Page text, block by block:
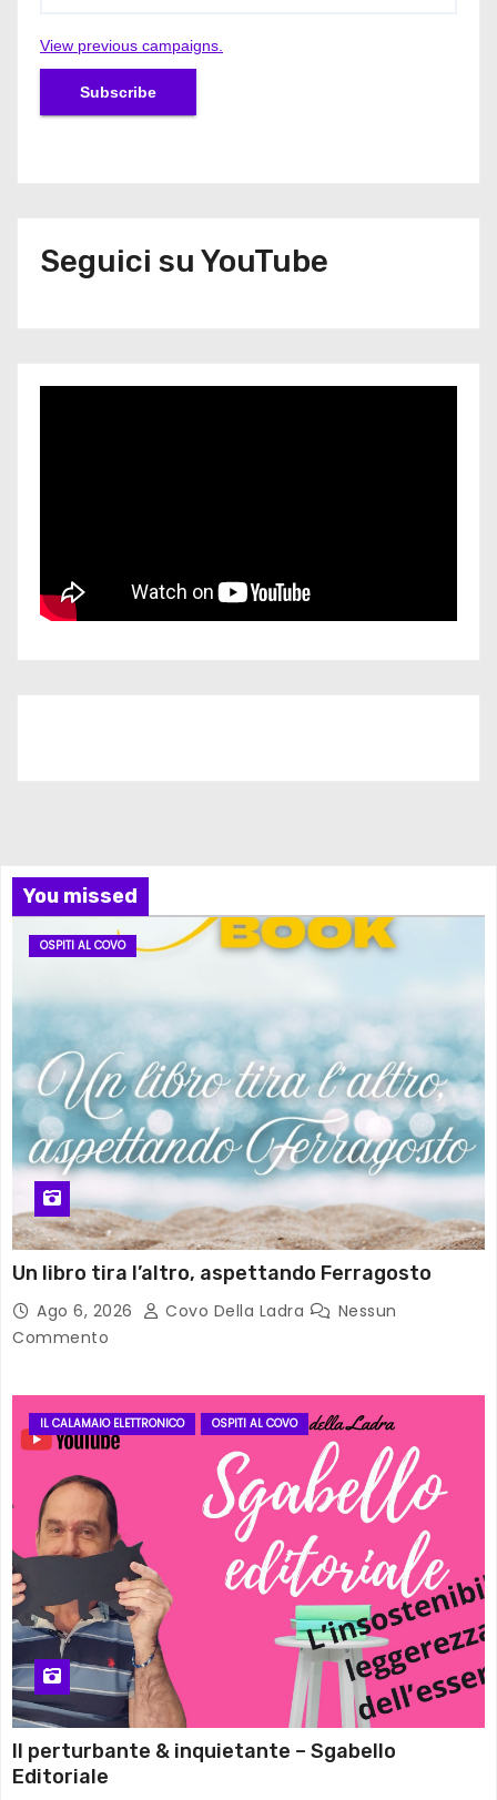
View previous campaigns.
Seguici su YouTube
You missed
OSPITI AL COVO
Un libro tira l’altro, aspettando Ferragosto
Ago 6, 2026 Covo Della Ladra
Nessun
Commento
IL CALAMAIO ELETTRONICO OSPITI AL COVO
Il perturbante & inquietante – Sgabello
Editoriale